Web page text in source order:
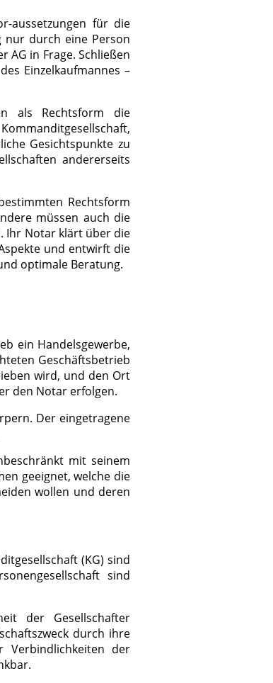
aussetzungen für die
nur durch eine Person
AG in Frage. Schließen
Einzelkaufmannes –
als Rechtsform die
Gesichtspunkte zu
andererseits
Rechtsform
müssen auch die
Ihr Notar klärt über die
und entwirft die
optimale Beratung.
ein Handelsgewerbe,
Geschäftsbetrieb
wird, und den Ort
den Notar erfolgen.
Der eingetragene
mit seinem
geeignet, welche die
wollen und deren
(KG) sind
sind
der Gesellschafter
durch ihre
Verbindlichkeiten der